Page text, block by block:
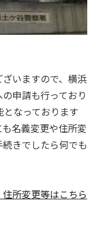
いますので、横浜
申請も行っており
となっております
名義変更や住所変
きでしたら何でも
住所変更等はこちら